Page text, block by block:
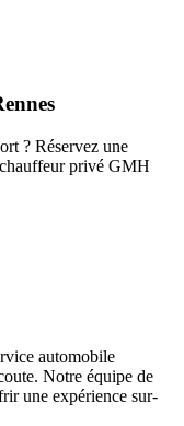
? Réservez une
privé GMH
automobile
Notre équipe de
une expérience sur-